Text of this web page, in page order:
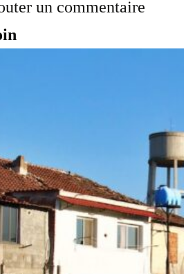
un commentaire